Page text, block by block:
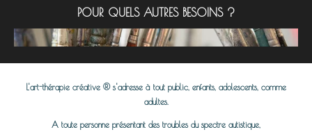
POUR QUELS AUTRES BESOINS ?
L'art-thérapie créative ® s'adresse à tout public, enfants, adolescents, comme
adultes.
A toute personne présentant des troubles du spectre autistique,